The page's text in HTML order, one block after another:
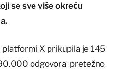
se sve više okreću
platformi X prikupila je 145
odgovora, pretežno